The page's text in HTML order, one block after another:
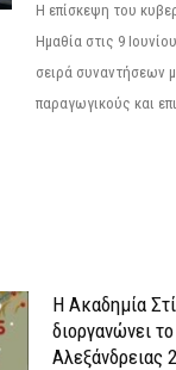
Η επίσκεψη του
Ημαθία στις 9
σειρά συναντήσεων
παραγωγικούς και
Η Ακαδημία
διοργανώνει
Αλεξάνδρειας